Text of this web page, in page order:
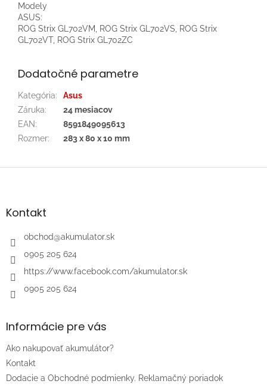
Modely
ASUS:
ROG Strix GL702VM, ROG Strix GL702VS, ROG Strix
GL702VT, ROG Strix GL702ZC
Dodatočné parametre
Kategória:
Asus
Záruka:
24 mesiacov
EAN:
8591849095613
Rozmer: 283 x 80 x 10 mm
Z
äKontakt
obchod@akumulator.sk
0905 205 624
https://www.facebook.com/akumulator.sk
0905 205 624
Informácie pre vás
Ako nakupovať akumulátor?
Kontakt
Dodacie a Obchodné podmienky. Reklamačný poriadok